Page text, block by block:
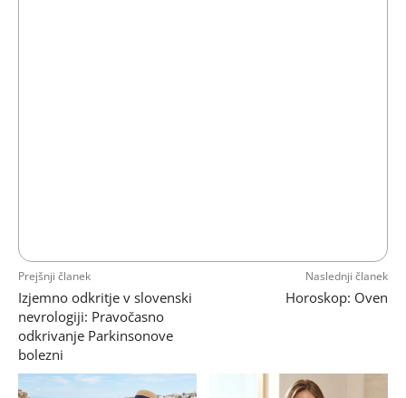
Prejšnji članek
Izjemno odkritje v slovenski
nevrologiji: Pravočasno
odkrivanje Parkinsonove
bolezni
Naslednji članek
Horoskop: Oven